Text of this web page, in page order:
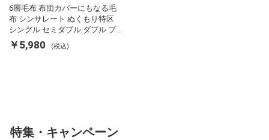
6層毛布 布団カバーにもなる毛
布 シンサレート ぬくもり特区
シングル セミダブル ダブル ブ
ランケット 掛け布団カバー フラ
ンネル 保温 蓄熱 吸湿 発熱 断熱
￥5,980 (税込)
特集・キャンペーン